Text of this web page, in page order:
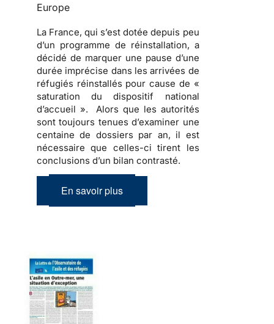
Europe
La France, qui s’est dotée depuis peu
d’un programme de réinstallation, a
décidé de marquer une pause d’une
durée imprécise dans les arrivées de
réfugiés réinstallés pour cause de «
saturation du dispositif national
d’accueil ». Alors que les autorités
sont toujours tenues d’examiner une
centaine de dossiers par an, il est
nécessaire que celles-ci tirent les
conclusions d’un bilan contrasté.
En savoir plus